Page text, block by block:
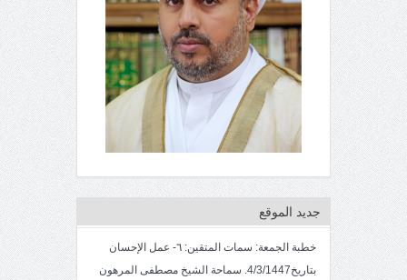
جديد الموقع
خطبة الجمعة: سمات المتقين: ٦- عمل الإحسان
بتاريخ4/3/1447. سماحة الشيخ مصطفى المرهون